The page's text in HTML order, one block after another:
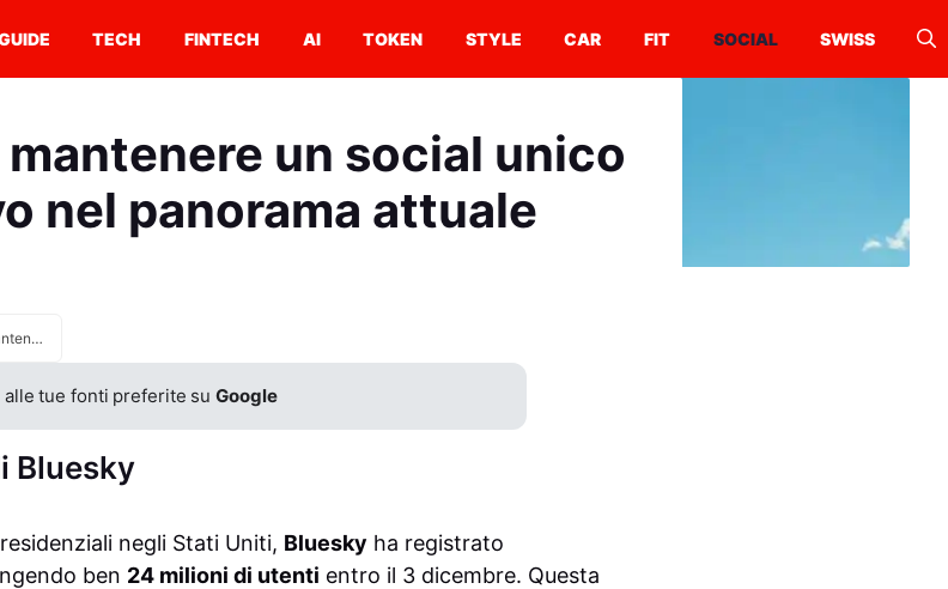
TECH FINTECH AI TOKEN STYLE CAR FIT SOCIAL SWISS
un social unico
nel panorama attuale
Bluesky, come mantenere un social unico e innovativo nel panorama attuale
alle tue fonti preferite suGoogle
Bluesky
negli Stati Uniti, Bluesky ha registrato
ben 24 milioni di utenti entro il 3 dicembre. Questa